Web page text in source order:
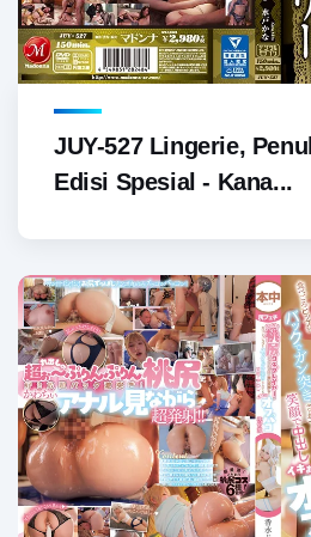
JUY-527 Lingerie,
Edisi Spesial - Kana...